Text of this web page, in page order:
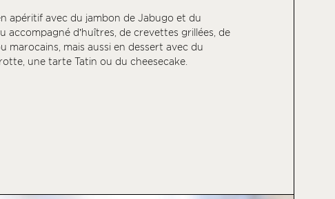
apéritif avec du jambon de Jabugo et du
accompagné d’huîtres, de crevettes grillées, de
marocains, mais aussi en dessert avec du
une tarte Tatin ou du cheesecake.